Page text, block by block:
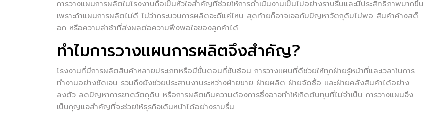
การวางแผนการผลิตในโรงงานถือเป็นหัวใจสำคัญที่ช่วยให้การดำเนินงานเป็นไปอย่างราบรื่นและมีประสิทธิภาพมากขึ้น
เพราะถ้าแผนการผลิตไม่ดี ไม่ว่ากระบวนการผลิตจะดีแค่ไหน สุดท้ายก็อาจเจอกับปัญหาวัตถุดิบไม่พอ สินค้าค้างสต็
อก หรือความล่าช้าที่ส่งผลต่อความพึงพอใจของลูกค้าได้
ทำไมการวางแผนการผลิตจึงสำคัญ?
โรงงานที่มีการผลิตสินค้าหลายประเภทหรือมีขั้นตอนที่ซับซ้อน การวางแผนที่ดีช่วยให้ทุกฝ่ายรู้หน้าที่และเวลาในการ
ทำงานอย่างชัดเจน รวมถึงยังช่วยประสานงานระหว่างฝ่ายขาย ฝ่ายผลิต ฝ่ายจัดซื้อ และฝ่ายคลังสินค้าได้อย่าง
ลงตัว ลดปัญหาการขาดวัตถุดิบ หรือการผลิตเกินความต้องการซึ่งอาจทำให้เกิดต้นทุนที่ไม่จำเป็น การวางแผนจึง
เป็นกุญแจสำคัญที่จะช่วยให้ธุรกิจเดินหน้าได้อย่างราบรื่น